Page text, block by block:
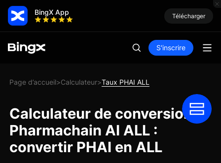
BingX App Télécharger
S'inscrire
Page d’accueil>Calculateur>Taux PHAI ALL
Calculateur de conversion
Pharmachain AI ALL :
convertir PHAI en ALL